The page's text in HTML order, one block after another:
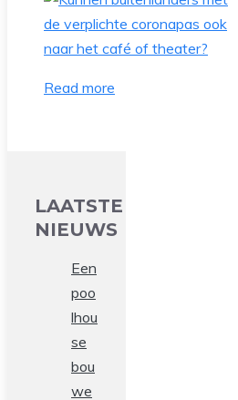
Read more
LAATSTE
NIEUWS
Een
poo
lhou
se
bou
we